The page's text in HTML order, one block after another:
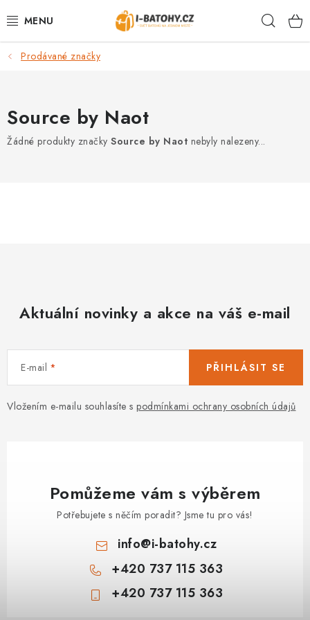
na
VÝPRODEJ %
TAŠKY, KABELKY
PODLE AKTIVITY
ZNAČKY
Doprava a platba Vše o nákupu Kontakty
Poradna
O nás
Blog
Prodávané značky
Source by Naot
Žádné produkty značky Source by Naot nebyly nalezeny...
Aktuální novinky a akce na váš e-mail
E-mail
Vložením e-mailu souhlasíte s podmínkami ochrany osobních údajů
PŘIHLÁSIT SE
Pomůžeme vám s výběrem
Potřebujete s něčím poradit? Jsme tu pro vás!
info@i-batohy.cz
+420 737 115 363
+420 737 115 363